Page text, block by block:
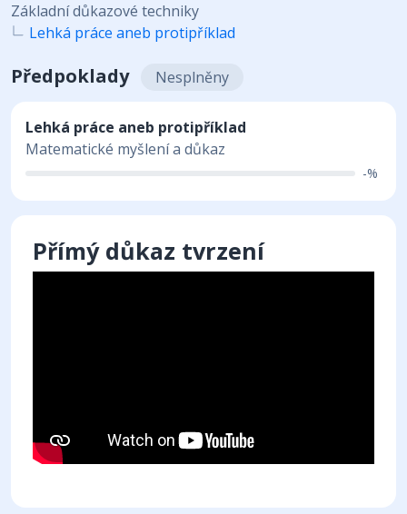
Základní důkazové techniky
Lehká práce aneb protipříklad
Předpoklady Nesplněny
Lehká práce aneb protipříklad
Matematické myšlení a důkaz
-%
Přímý důkaz tvrzení